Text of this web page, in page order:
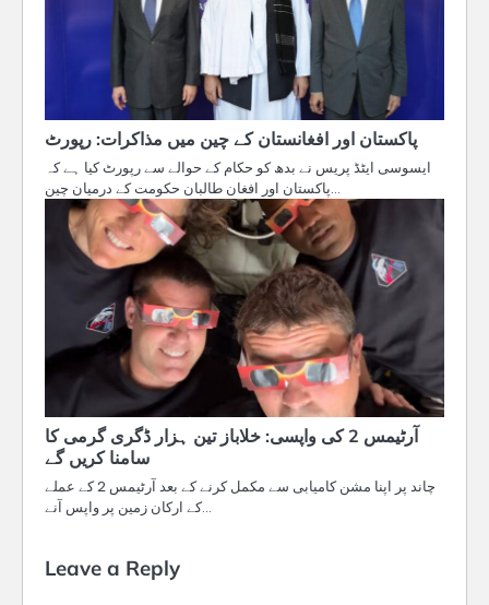
پاکستان اور افغانستان کے چین میں مذاکرات: رپورٹ
ایسوسی ایٹڈ پریس نے بدھ کو حکام کے حوالے سے رپورٹ کیا ہے کہ
پاکستان اور افغان طالبان حکومت کے درمیان چین…
آرٹیمس 2 کی واپسی: خلاباز تین ہزار ڈگری گرمی کا
سامنا کریں گے
چاند پر اپنا مشن کامیابی سے مکمل کرنے کے بعد آرٹیمس 2 کے عملے
کے ارکان زمین پر واپس آنے…
Leave a Reply